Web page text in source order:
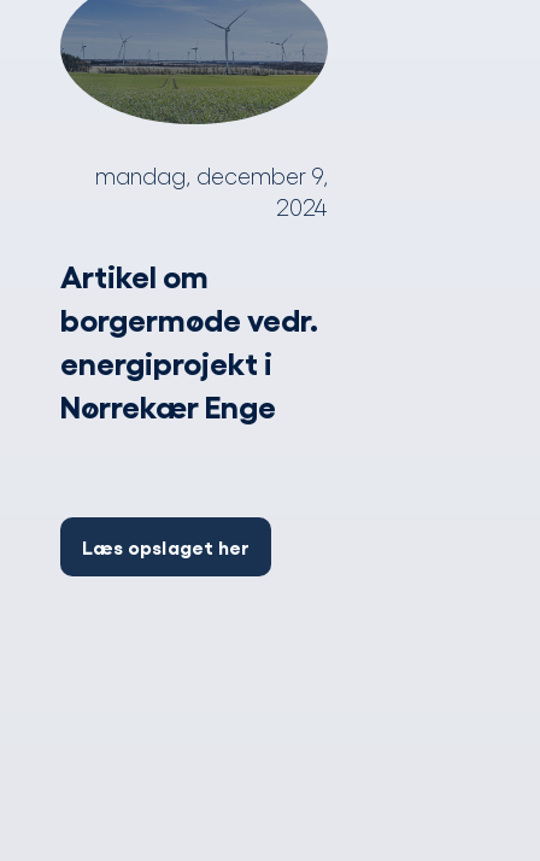
mandag, december 9,
2024
Artikel om
borgermøde vedr.
energiprojekt i
Nørrekær Enge
Læs opslaget her